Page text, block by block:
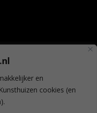
en
cookies (en